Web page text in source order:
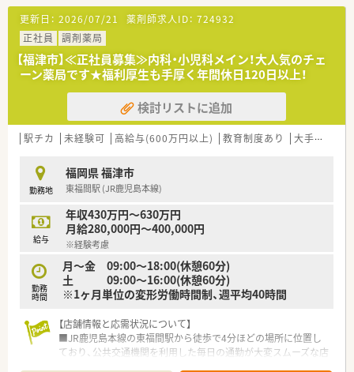
【法人特徴について】
■北九州エリアを中心に計13店舗の調剤薬局を展開していま
す。
■全社員にiPadを支給し、IT化による業務効率化や過誤防止、情
報共有を徹底することで薬剤師の負担軽減を図る法人です。
■ドローンによる薬品配送の実証実験など、未来を見据えた先進
的な取り組みに積極的で、業界の最先端を走り続けています。
【勤務実態について】
■年間休日は125日と非常に多く、有給休暇も入社時から付与さ
■残業抑制を全社で推進しており、月平均の残業時間は10時間
未満と、ワークライフバランスを重視したい方に最適な職場で
す。
■1時間単位の有給取得やアニバーサリー休暇など、柔軟な休暇
制度が整っており、家族との時間も大切にできる勤務体系です。
更新日： 2026/07/21 薬剤師求人ID： 724932
正社員
調剤薬局
【福津市】≪正社員募集≫内科・小児科メイン！大人気のチェ
ーン薬局です★福利厚生も手厚く年間休日120日以上！
検討リストに追加
駅チカ 未経験可 高給与(600万円以上) 教育制度あり 大手チェーン
勤務地
福岡県 福津市
東福間駅 (JR鹿児島本線)
給与
年収430万円～630万円
月給280,000円～400,000円
※経験考慮
勤務
時間
月～金 09:00〜18:00(休憩60分)
土 09:00〜16:00(休憩60分)
※1ヶ月単位の変形労働時間制、週平均40時間
【店舗情報と応需状況について】
■JR鹿児島本線の東福間駅から徒歩で4分ほどの場所に位置し
ており、公共交通機関を利用した毎日の通勤が大変スムーズな店